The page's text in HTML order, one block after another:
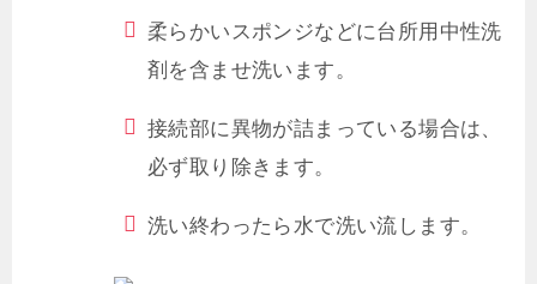
柔らかいスポンジなどに台所用中性洗
剤を含ませ洗います。
接続部に異物が詰まっている場合は、
必ず取り除きます。
洗い終わったら水で洗い流します。